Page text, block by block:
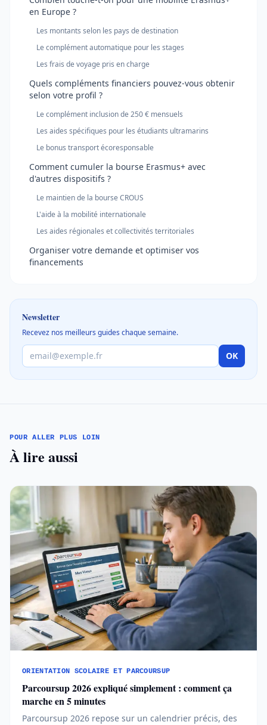
en Europe ?
Les montants selon les pays de destination
Le complément automatique pour les stages
Les frais de voyage pris en charge
Quels compléments financiers pouvez-vous obtenir
selon votre profil ?
Le complément inclusion de 250 € mensuels
Les aides spécifiques pour les étudiants ultramarins
Le bonus transport écoresponsable
Comment cumuler la bourse Erasmus+ avec
d'autres dispositifs ?
Le maintien de la bourse CROUS
L'aide à la mobilité internationale
Les aides régionales et collectivités territoriales
Organiser votre demande et optimiser vos
financements
Newsletter
Recevez nos meilleurs guides chaque semaine.
OK
POUR ALLER PLUS LOIN
À lire aussi
ORIENTATION SCOLAIRE ET PARCOURSUP
Parcoursup 2026 expliqué simplement : comment ça
marche en 5 minutes
Parcoursup 2026 repose sur un calendrier précis, des